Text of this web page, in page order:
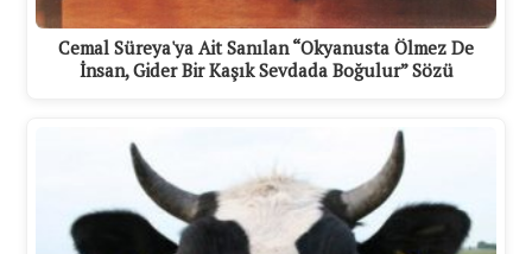
Cemal Süreya'ya Ait Sanılan “Okyanusta Ölmez De
İnsan, Gider Bir Kaşık Sevdada Boğulur” Sözü